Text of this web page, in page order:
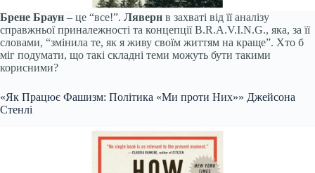
Брене Браун – це “все!”. Ляверн в захваті від її аналізу
справжньої приналежності та концепції B.R.A.V.I.N.G., яка, за її
словами, “змінила те, як я живу своїм життям на краще”. Хто б
міг подумати, що такі складні теми можуть бути такими
корисними?
«Як Працює Фашизм: Політика «Ми проти Них»» Джейсона
Стенлі